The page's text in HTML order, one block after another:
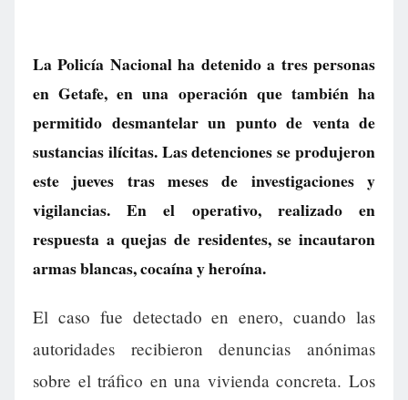
La Policía Nacional ha detenido a tres personas
en Getafe, en una operación que también ha
permitido desmantelar un punto de venta de
sustancias ilícitas. Las detenciones se produjeron
este jueves tras meses de investigaciones y
vigilancias. En el operativo, realizado en
respuesta a quejas de residentes, se incautaron
armas blancas, cocaína y heroína.
El caso fue detectado en enero, cuando las
autoridades recibieron denuncias anónimas
sobre el tráfico en una vivienda concreta. Los